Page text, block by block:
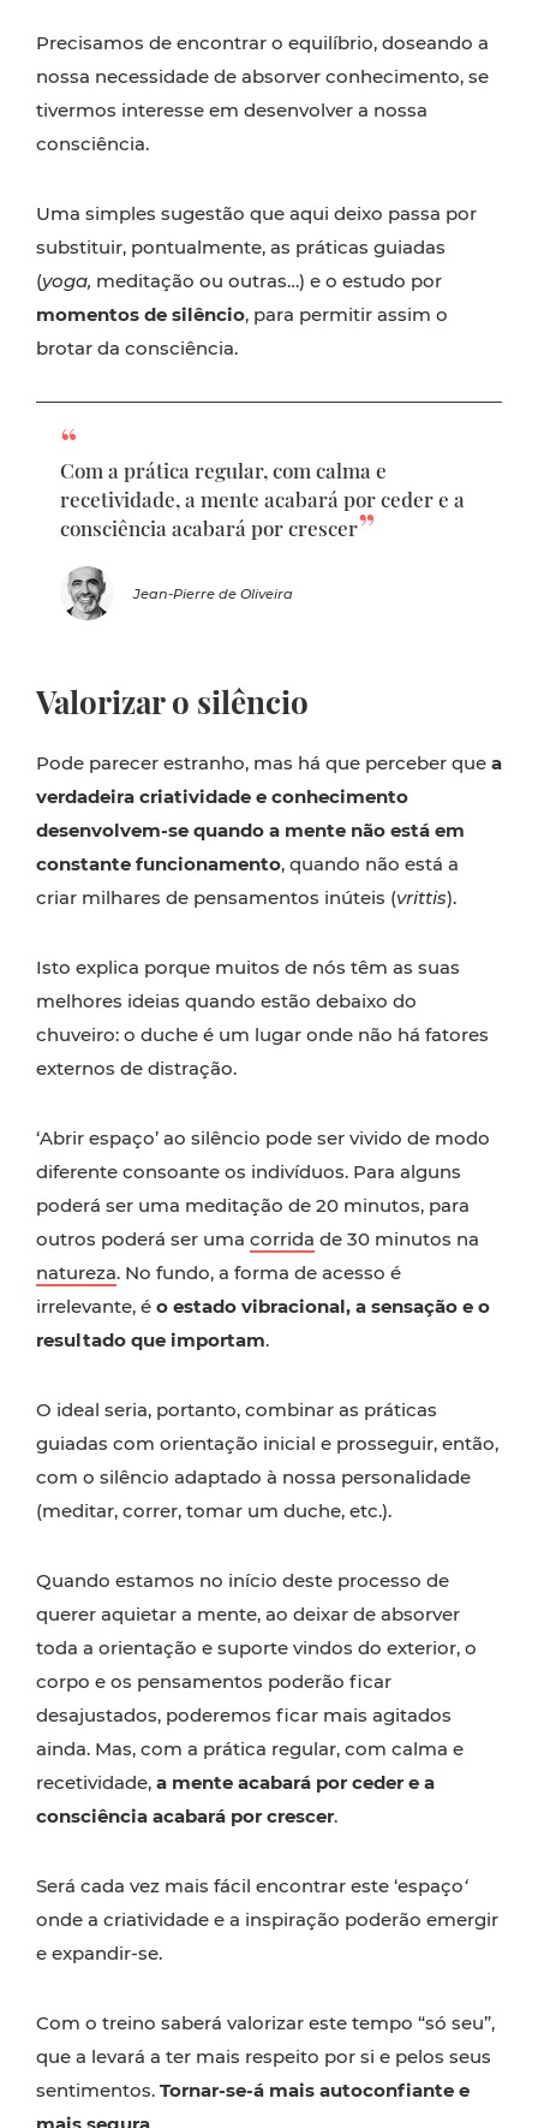
Precisamos de encontrar o equilíbrio, doseando a
nossa necessidade de absorver conhecimento, se
tivermos interesse em desenvolver a nossa
consciência.
Uma simples sugestão que aqui deixo passa por
substituir, pontualmente, as práticas guiadas
(yoga, meditação ou outras…) e o estudo por
momentos de silêncio, para permitir assim o
brotar da consciência.
Com a prática regular, com calma e
recetividade, a mente acabará por ceder e a
consciência acabará por crescer
Jean-Pierre de Oliveira
Valorizar o silêncio
Pode parecer estranho, mas há que perceber que a
verdadeira criatividade e conhecimento
desenvolvem-se quando a mente não está em
constante funcionamento, quando não está a
criar milhares de pensamentos inúteis (vrittis).
Isto explica porque muitos de nós têm as suas
melhores ideias quando estão debaixo do
chuveiro: o duche é um lugar onde não há fatores
externos de distração.
‘Abrir espaço’ ao silêncio pode ser vivido de modo
diferente consoante os indivíduos. Para alguns
poderá ser uma meditação de 20 minutos, para
outros poderá ser uma corrida de 30 minutos na
natureza. No fundo, a forma de acesso é
irrelevante, é o estado vibracional, a sensação e o
resultado que importam.
O ideal seria, portanto, combinar as práticas
guiadas com orientação inicial e prosseguir, então,
com o silêncio adaptado à nossa personalidade
(meditar, correr, tomar um duche, etc.).
Quando estamos no início deste processo de
querer aquietar a mente, ao deixar de absorver
toda a orientação e suporte vindos do exterior, o
corpo e os pensamentos poderão ficar
desajustados, poderemos ficar mais agitados
ainda. Mas, com a prática regular, com calma e
recetividade, a mente acabará por ceder e a
consciência acabará por crescer.
Será cada vez mais fácil encontrar este ‘espaço‘
onde a criatividade e a inspiração poderão emergir
e expandir-se.
Com o treino saberá valorizar este tempo “só seu”,
que a levará a ter mais respeito por si e pelos seus
sentimentos. Tornar-se-á mais autoconfiante e